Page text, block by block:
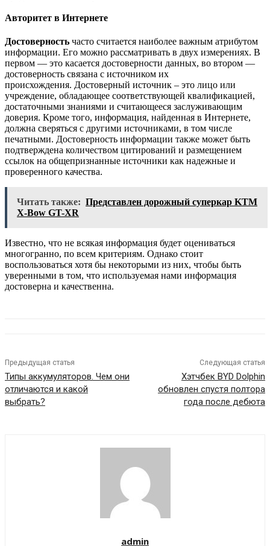
Авторитет в Интернете
Достоверность часто считается наиболее важным атрибутом
информации. Его можно рассматривать в двух измерениях. В
первом — это касается достоверности данных, во втором —
достоверность связана с источником их
происхождения. Достоверный источник – это лицо или
учреждение, обладающее соответствующей квалификацией,
достаточными знаниями и считающееся заслуживающим
доверия. Кроме того, информация, найденная в Интернете,
должна сверяться с другими источниками, в том числе
печатными. Достоверность информации также может быть
подтверждена количеством цитирований и размещением
ссылок на общепризнанные источники как надежные и
проверенного качества.
Читать также: Представлен дорожный суперкар KTM
X-Bow GT-XR
Известно, что не всякая информация будет оцениваться
многогранно, по всем критериям. Однако стоит
воспользоваться хотя бы некоторыми из них, чтобы быть
уверенными в том, что используемая нами информация
достоверна и качественна.
Предыдущая статья
Типы аккумуляторов. Чем они
отличаются и какой
выбрать?
Следующая статья
Хэтчбек BYD Dolphin
обновлен спустя полтора
года после дебюта
admin